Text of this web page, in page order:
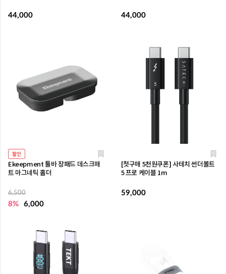
44,000 44,000
할인
Ekeepment 툴바 장패드 데스크매
트 마그네틱 홀더
6,500
8% 6,000
[첫구매 5천원쿠폰] 사테치 썬더볼트
5 프로 케이블 1m
59,000